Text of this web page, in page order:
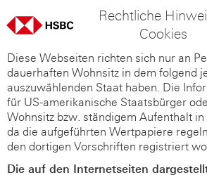
Rechtliche
Cookies
Diese Webseiten richten sich nur an
dauerhaften Wohnsitz in dem folgend
auszuwählenden Staat haben. Die
für US-amerikanische Staatsbürger
Wohnsitz bzw. ständigem Aufenthalt
da die aufgeführten Wertpapiere
den dortigen Vorschriften registriert
Die auf den Internetseiten